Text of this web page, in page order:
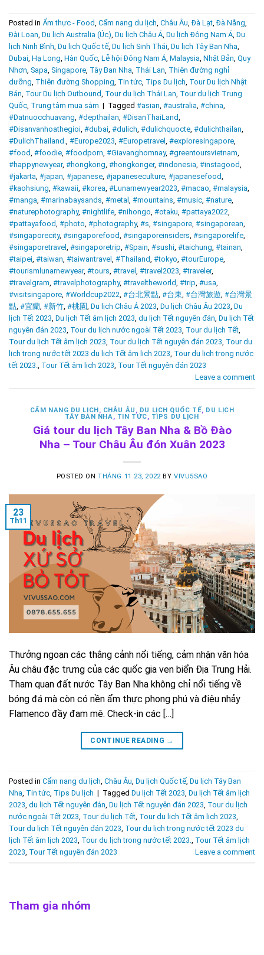
Posted in Ẩm thực - Food, Cẩm nang du lịch, Châu Âu,Đà Lạt,Đà Nẵng,
Đài Loan, Du lịch Australia (Úc), Du lịch Châu Á, Du lịch Đông Nam Á, Du
lịch Ninh Bình, Du lịch Quốc tế, Du lịch Sinh Thái, Du lịch Tây Ban Nha,
Dubai, Hạ Long, Hàn Quốc, Lễ hội Đông Nam Á, Malaysia, Nhật Bản, Quy
Nhơn, Sapa, Singapore, Tây Ban Nha, Thái Lan, Thiên đường nghỉ
dưỡng, Thiên đường Shopping, Tin tức, Tips Du lịch, Tour Du lịch Nhật
Bản, Tour Du lịch Outbound, Tour du lịch Thái Lan, Tour du lịch Trung
Quốc, Trung tâm mua sắm | Tagged #asian, #australia, #china,
#Datnuocchuavang, #depthailan, #DisanThaiLand,
#Disanvanhoathegioi, #dubai, #dulich, #dulichquocte, #dulichthailan,
#DulichThailand., #Europe2023, #Europetravel , #exploresingapore,
#food, #foodie, #foodporn, #Giavanghomnay, #greentoursvietnam,
#happynewyear, #hongkong, #hongkonger, #indonesia, #instagood,
#jakarta, #japan, #japanese, #japaneseculture, #japanesefood,
#kaohsiung, #kawaii, #korea, #Lunarnewyear2023, #macao, #malaysia,
#manga, #marinabaysands, #metal , #mountains, #music, #nature,
#naturephotography, #nightlife, #nihongo, #otaku, #pattaya2022,
#pattayafood, #photo, #photography, #s, #singapore, #singaporean,
#singaporecity, #singaporefood, #singaporeinsiders, #singaporelife,
#singaporetravel , #singaporetrip, #Spain, #sushi, #taichung, #tainan,
#taipei, #taiwan, #taiwantravel , #Thailand, #tokyo, #tourEurope,
#tourismlunarnewyear, #tours, #travel , #travel2023, #traveler,
#travelgram, #travelphotography, #traveltheworld, #trip, #usa,
#visitsingapore, #Worldcup2022, #台北景點, #台東, #台灣旅遊, #台灣景
點, #宜蘭, #新竹, #桃園, Du lịch Châu Á 2023, Du lịch Châu Âu 2023, Du
lịch Tết 2023, Du lịch Tết âm lịch 2023, du lịch Tết nguyên đán, Du lịch Tết
nguyên đán 2023, Tour du lịch nước ngoài Tết 2023, Tour du lịch Tết,
Tour du lịch Tết âm lịch 2023, Tour du lịch Tết nguyên đán 2023, Tour du
lịch trong nước tết 2023 du lịch Tết âm lịch 2023, Tour du lịch trong nước
tết 2023., Tour Tết âm lịch 2023, Tour Tết nguyên đán 2023
Leave a comment
CẨM NANG DU LỊCH , CHÂU ÂU , DU LỊCH QUỐC TẾ, DU LỊCH
TÂY BAN NHA, TIN TỨC, TIPS DU LỊCH
Giá tour du lịch Tây Ban Nha & Bồ Đào
Nha – Tour Châu Âu đón Xuân 2023
POSTED ONTHÁNG 11 23, 2022BY VIVU5SAO
23
Th11
Thưởng ngoạn các thắng cảnh nổi tiếng, cảm nhận văn hóa
Âu châu đặc trưng của các quốc gia ven biển Địa Trung Hải.
Tham quan đất nước Tây Ban Nha không chỉ nổi tiếng về
bóng đá mà còn có nền ẩm thực phong phú và điệu nhảy
Flamenco đầy đam mê. Check-in các […]
CONTINUE READING →
Posted in Cẩm nang du lịch Châu Âu Du lịch Quốc tế, Du lịch Tây Ban
Nha Tin tức Tips Du lịch | Tagged Du lịch Tết 2023 Du lịch Tết âm lịch
2023 du lịch Tết nguyên đán Du lịch Tết nguyên đán 2023 Tour du lịch
nước ngoài Tết 2023 Tour du lịch Tết Tour du lịch Tết âm lịch 2023
Tour du lịch Tết nguyên đán 2023 Tour du lịch trong nước tết 2023 du
lịch Tết âm lịch 2023 Tour du lịch trong nước tết 2023.
Tour Tết âm lịch
2023 Tour Tết nguyên đán 2023 Leave a comment
Tham gia nhóm